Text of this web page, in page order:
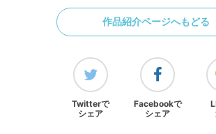
作品紹介ページへもどる
Twitterで
シェア
Facebookで
シェア